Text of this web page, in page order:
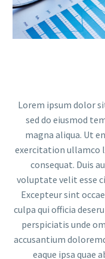
Lorem ipsum dolor
sed do eiusmod
magna aliqua. Ut
exercitation ullamco
consequat. Duis
voluptate velit esse
Excepteur sint
culpa qui officia
perspiciatis unde
accusantium
eaque ipsa quae